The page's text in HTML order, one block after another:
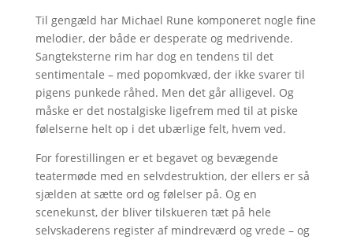
Til gengæld har Michael Rune komponeret nogle fine
melodier, der både er desperate og medrivende.
Sangteksterne rim har dog en tendens til det
sentimentale – med popomkvæd, der ikke svarer til
pigens punkede råhed. Men det går alligevel. Og
måske er det nostalgiske ligefrem med til at piske
følelserne helt op i det ubærlige felt, hvem ved.
For forestillingen er et begavet og bevægende
teatermøde med en selvdestruktion, der ellers er så
sjælden at sætte ord og følelser på. Og en
scenekunst, der bliver tilskueren tæt på hele
selvskaderens register af mindreværd og vrede – og